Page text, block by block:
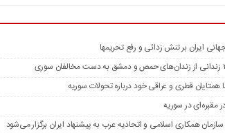
ایران بر تنش زدائی و رفع تحریمها
همتایان قطری و عراقی خود درباره تحولات سوریه
مقبره‌ای در سوریه
همکاری اسلامی و اتحادیه عرب به پیشنهاد ایران برگزار می‌شود